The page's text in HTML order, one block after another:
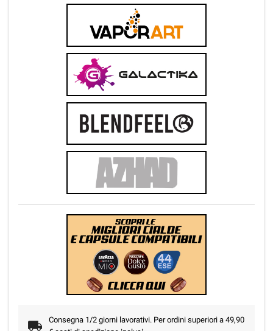
Consegna 1/2 giorni lavorativi. Per ordini superiori a 49,90